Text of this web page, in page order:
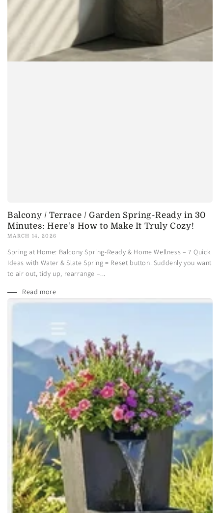
Balcony / Terrace / Garden Spring-Ready in 30
Minutes: Here's How to Make It Truly Cozy!
MARCH 14, 2026
Spring at Home: Balcony Spring-Ready & Home Wellness – 7 Quick
Ideas with Water & Slate Spring = Reset button. Suddenly you want
to air out, tidy up, rearrange –...
Read more